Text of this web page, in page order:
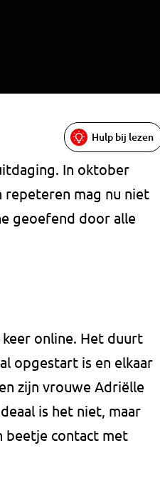
Hulp bij lezen
In oktober
repeteren mag nu niet
geoefend door alle
online. Het duurt
opgestart is en elkaar
zijn vrouwe Adriëlle
is het niet, maar
beetje contact met